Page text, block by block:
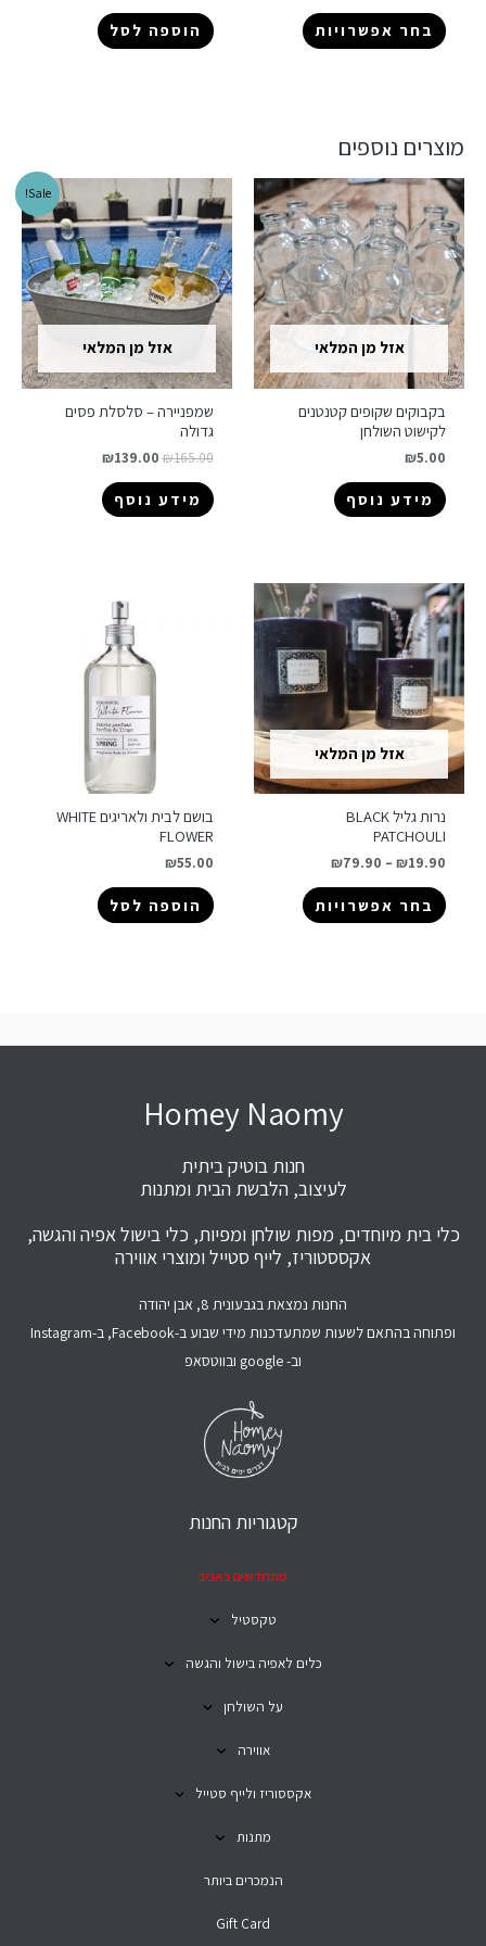
בחר אפשרויות הוספה לסל
מוצרים נוספים
אזל מן המלאי
בקבוקים שקופים קטנטנים
לקישוט השולחן
₪5.00
מידע נוסף
Sale!
אזל מן המלאי
שמפניירה – סלסלת פסים
גדולה
₪165.00
₪139.00
מידע נוסף
אזל מן המלאי
נרות גליל BLACK
PATCHOULI
₪19.90
–
₪79.90
בחר אפשרויות
בושם לבית ולאריגים WHITE
FLOWER
₪55.00
הוספה לסל
Homey Naomy
חנות בוטיק ביתית
לעיצוב, הלבשת הבית ומתנות
כלי בית מיוחדים, מפות שולחן ומפיות, כלי בישול אפיה והגשה,
אקססטוריז, לייף סטייל ומוצרי אווירה
החנות נמצאת בגבעונית 8, אבן יהודה
ופתוחה בהתאם לשעות שמתעדכנות מידי שבוע ב-Facebook, ב-Instagram
וב- google ובווטסאפ
קטגוריות החנות
מתחדשים באביב
טקסטיל
כלים לאפיה בישול והגשה
על השולחן
אווירה
אקססוריז ולייף סטייל
מתנות
הנמכרים ביותר
Gift Card